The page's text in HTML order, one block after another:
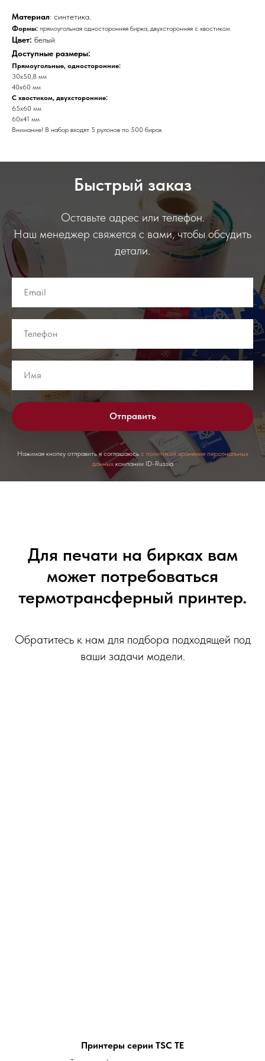
Материал: синтетика.
Формы: прямоугольная односторонняя бирка, двухсторонняя с хвостиком
Цвет: белый
Доступные размеры:
Прямоугольные, односторонние:
30х50,8 мм
40х60 мм
С хвостиком, двухсторонние:
65х60 мм
60х41 мм
Внимание! В набор входят 5 рулонов по 500 бирок
Быстрый заказ
Оставьте адрес или телефон.
Наш менеджер свяжется с вами, чтобы обсудить
детали.
Отправить
Нажимая кнопку отправить я соглашаюсь с политикой хранения персональных
данныхкомпании ID-Russia
Для печати на бирках вам
может потребоваться
термотрансферный принтер.
Обратитесь к нам для подбора подходящей под
ваши задачи модели.
Принтеры серии TSC ТE